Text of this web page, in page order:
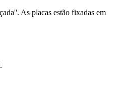
As placas estão fixadas em